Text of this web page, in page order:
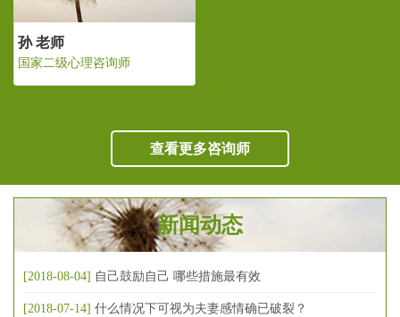
查看更多咨询师
新闻动态
[2018-08-04] 自己鼓励自己 哪些措施最有效
[2018-07-14] 什么情况下可视为夫妻感情确已破裂？